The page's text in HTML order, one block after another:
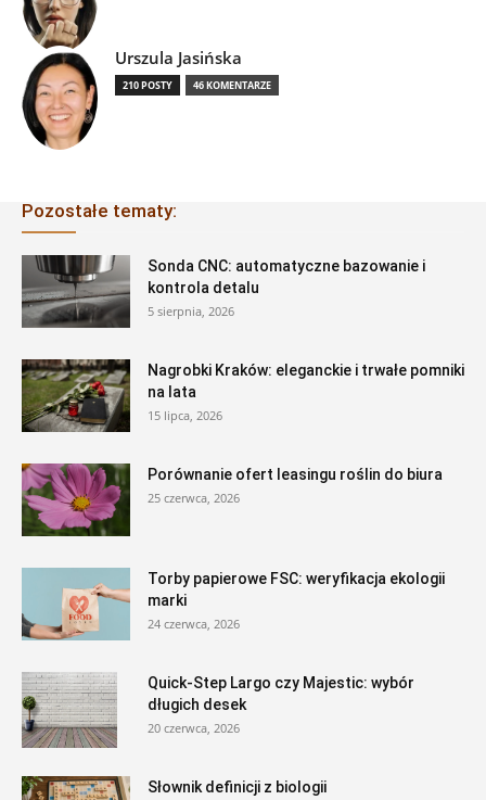
Urszula Jasińska
210 POSTY 46 KOMENTARZE
Pozostałe tematy:
Sonda CNC: automatyczne bazowanie i
kontrola detalu
5 sierpnia, 2026
Nagrobki Kraków: eleganckie i trwałe pomniki
na lata
15 lipca, 2026
Porównanie ofert leasingu roślin do biura
25 czerwca, 2026
Torby papierowe FSC: weryfikacja ekologii
marki
24 czerwca, 2026
Quick-Step Largo czy Majestic: wybór
długich desek
20 czerwca, 2026
Słownik definicji z biologii